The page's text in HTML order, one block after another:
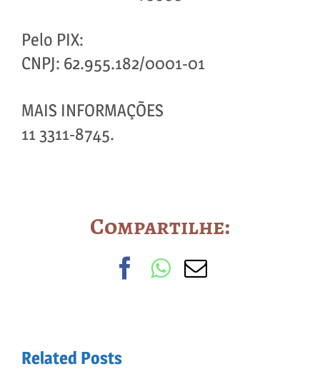
Pelo PIX:
CNPJ: 62.955.182/0001-01
MAIS INFORMAÇÕES
11 3311-8745.
Compartilhe:
Facebook
WhatsApp
Email
Related Posts